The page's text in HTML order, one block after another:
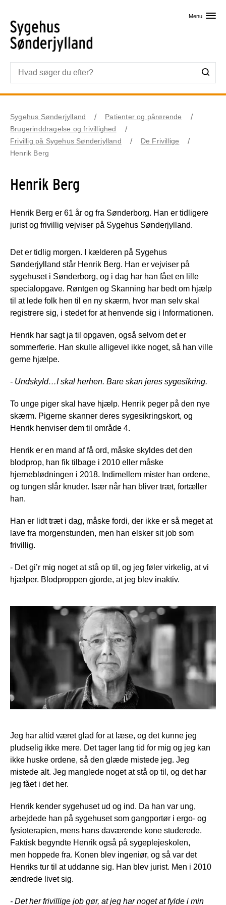
Menu
Sygehus Sønderjylland
Patienter og pårørende
Brugerinddragelse og frivillighed
Frivillig på Sygehus Sønderjylland
De Frivillige
Henrik Berg
Henrik Berg
Henrik Berg er 61 år og fra Sønderborg. Han er tidligere
jurist og frivillig vejviser på Sygehus Sønderjylland.
Det er tidlig morgen. I kælderen på Sygehus
Sønderjylland står Henrik Berg. Han er vejviser på
sygehuset i Sønderborg, og i dag har han fået en lille
specialopgave. Røntgen og Skanning har bedt om hjælp
til at lede folk hen til en ny skærm, hvor man selv skal
registrere sig, i stedet for at henvende sig i Informationen.
Henrik har sagt ja til opgaven, også selvom det er
sommerferie. Han skulle alligevel ikke noget, så han ville
gerne hjælpe.
- Undskyld…I skal herhen. Bare skan jeres sygesikring.
To unge piger skal have hjælp. Henrik peger på den nye
skærm. Pigerne skanner deres sygesikringskort, og
Henrik henviser dem til område 4.
Henrik er en mand af få ord, måske skyldes det den
blodprop, han fik tilbage i 2010 eller måske
hjerneblødningen i 2018. Indimellem mister han ordene,
og tungen slår knuder. Især når han bliver træt, fortæller
han.
Han er lidt træt i dag, måske fordi, der ikke er så meget at
lave fra morgenstunden, men han elsker sit job som
frivillig.
- Det gi’r mig noget at stå op til, og jeg føler virkelig, at vi
hjælper. Blodproppen gjorde, at jeg blev inaktiv.
Jeg har altid været glad for at læse, og det kunne jeg
pludselig ikke mere. Det tager lang tid for mig og jeg kan
ikke huske ordene, så den glæde mistede jeg. Jeg
mistede alt. Jeg manglede noget at stå op til, og det har
jeg fået i det her.
Henrik kender sygehuset ud og ind. Da han var ung,
arbejdede han på sygehuset som gangportør i ergo- og
fysioterapien, mens hans daværende kone studerede.
Faktisk begyndte Henrik også på sygeplejeskolen,
men hoppede fra. Konen blev ingeniør, og så var det
Henriks tur til at uddanne sig. Han blev jurist. Men i 2010
ændrede livet sig.
- Det her frivillige job gør, at jeg har noget at fylde i min